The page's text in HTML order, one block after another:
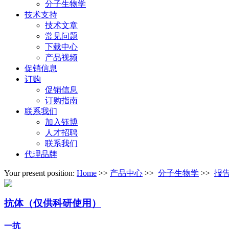
分子生物学
技术支持
技术文章
常见问题
下载中心
产品视频
促销信息
订购
促销信息
订购指南
联系我们
加入钰博
人才招聘
联系我们
代理品牌
Your present position: Home >> 产品中心 >> 分子生物学 >> 报
抗体（仅供科研使用）
一抗